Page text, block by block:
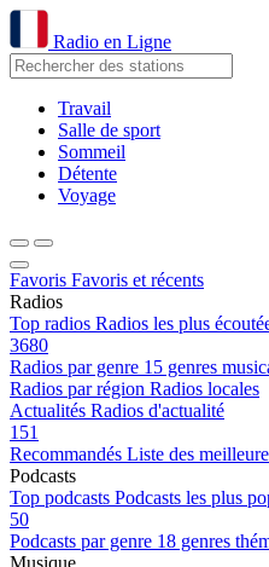
Radio en Ligne
Travail
Salle de sport
Sommeil
Détente
Voyage
Favoris Favoris et récents
Radios
Top radios Radios les plus
3680
Radios par genre 15 genres
Radios par région Radios locales
Actualités Radios d'actualité
151
Recommandés Liste des
Podcasts
Top podcasts Podcasts les plus
50
Podcasts par genre 18 genres
Musique